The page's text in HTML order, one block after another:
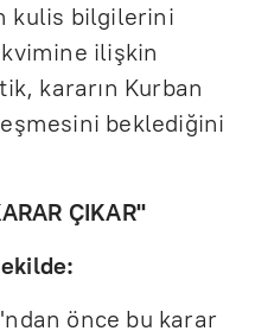
kulis bilgilerini
ilişkin
kararın Kurban
beklediğini
ÇIKAR"
önce bu karar